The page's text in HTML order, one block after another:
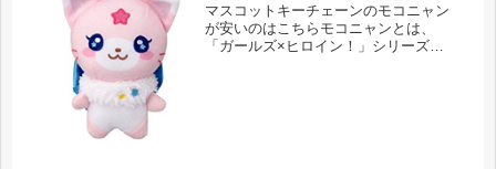
マスコットキーチェーンのモコニャン
が安いのはこちらモコニャンとは、
「ガールズ×ヒロイン！」シリーズの